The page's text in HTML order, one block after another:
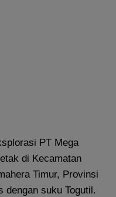
PT Mega
di Kecamatan
Timur, Provinsi
dengan suku Togutil.